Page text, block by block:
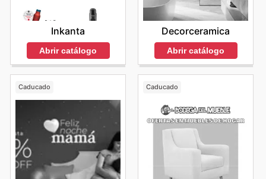
Inkanta
Abrir catálogo
Decorceramica
Abrir catálogo
Caducado Caducado